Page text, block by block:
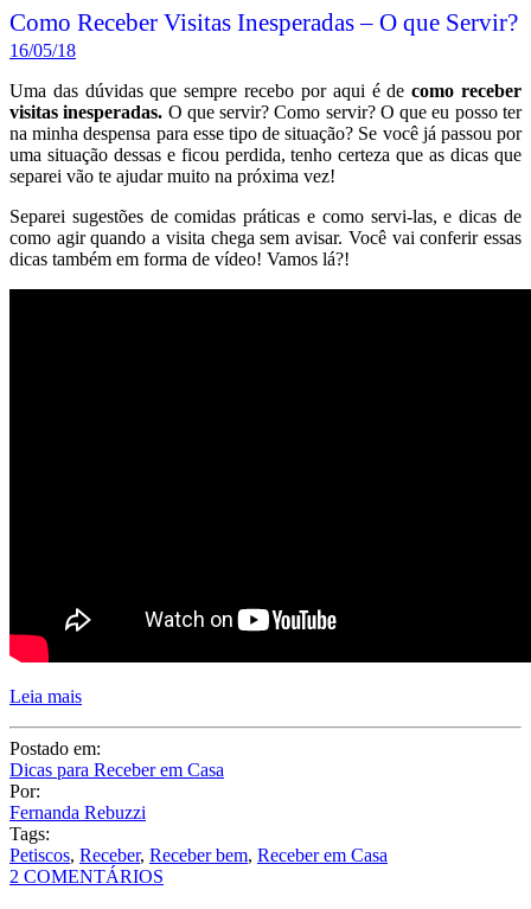
Como Receber Visitas Inesperadas – O que Servir?
16/05/18
Uma das dúvidas que sempre recebo por aqui é decomo receber
visitas inesperadas. O que servir? Como servir? O que eu posso ter
na minha despensa para esse tipo de situação? Se você já passou por
uma situação dessas e ficou perdida, tenho certeza que as dicas que
separei vão te ajudar muito na próxima vez!
Separei sugestões de comidas práticas e como servi-las, e dicas de
como agir quando a visita chega sem avisar. Você vai conferir essas
dicas também em forma de vídeo! Vamos lá?!
Leia mais
Postado em:
Dicas para Receber em Casa
Por:
Fernanda Rebuzzi
Tags:
Petiscos, Receber, Receber bem, Receber em Casa
2 COMENTÁRIOS